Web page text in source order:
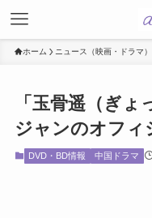
ホーム ニュース（映画・ドラマ）
「玉骨遥（ぎ
ジャンのオフィ
DVD・BD情報 中国ドラマ